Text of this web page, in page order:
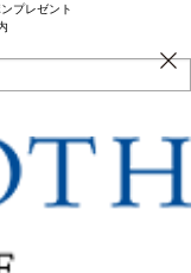
プレゼント